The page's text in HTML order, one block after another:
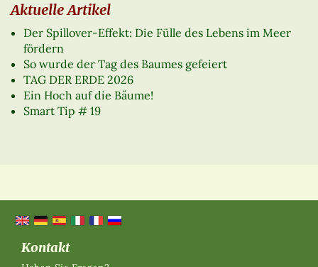
Aktuelle Artikel
Der Spillover-Effekt: Die Fülle des Lebens im Meer
fördern
So wurde der Tag des Baumes gefeiert
TAG DER ERDE 2026
Ein Hoch auf die Bäume!
Smart Tip # 19
Kontakt